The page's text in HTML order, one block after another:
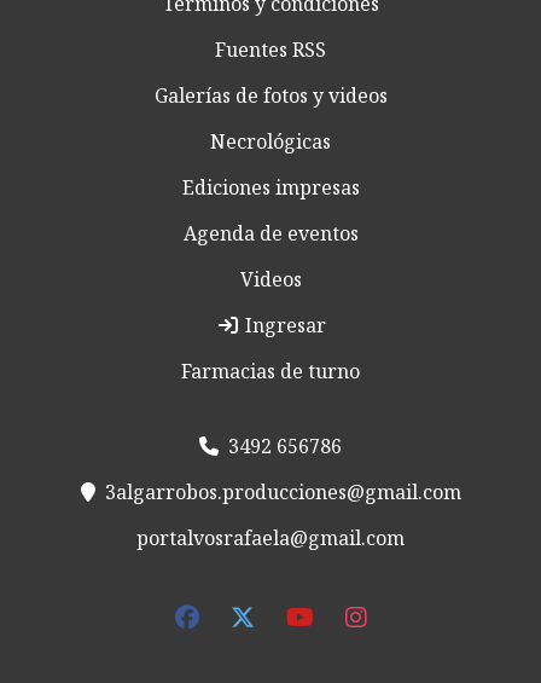
Fuentes RSS
Galerías de fotos y videos
Necrológicas
Ediciones impresas
Agenda de eventos
Videos
Ingresar
Farmacias de turno
3492 656786
3algarrobos.producciones@gmail.com
portalvosrafaela@gmail.com